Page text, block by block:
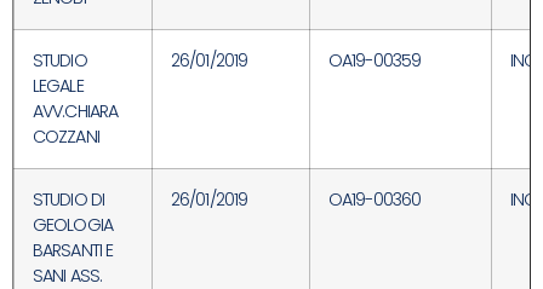
STUDIO
LEGALE
AVV.CHIARA
COZZANI
26/01/2019 OA19-00359
STUDIO DI
GEOLOGIA
BARSANTI E
SANI ASS.
26/01/2019 OA19-00360